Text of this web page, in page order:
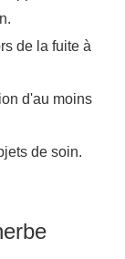
de la fuite à
d'au moins
de soin.